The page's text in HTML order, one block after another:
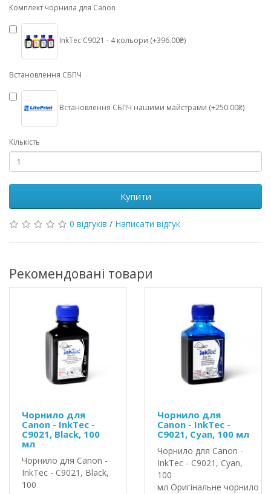
Комплект чорнила для Canon
InkTec C9021 - 4 кольори (+396.00₴)
Встановлення СБПЧ
Встановлення СБПЧ нашими майстрами (+250.00₴)
Кількість
Купити
0 відгуків / Написати відгук
Рекомендовані товари
Чорнило для
Canon - InkTec -
C9021, Black, 100
мл
Чорнило для Canon -
InkTec - C9021, Black,
100
Чорнило для
Canon - InkTec -
C9021, Cyan, 100 мл
Чорнило для Canon -
InkTec - C9021, Cyan,
100
мл Оригінальне чорнило